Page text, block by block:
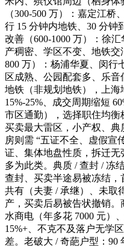
（300-500 万）：嘉定江
行 15 分钟内地铁、30 分钟
改善（600-1000 万）：徐
产稠密、学区不变、地铁
800 万）：杨浦华夏、闵行
区成熟、公园配套多、乐
地铁（非规划地铁），上海
15%-25%、成交周期缩短
市区通勤），选择职住均
买卖最大雷区，小产权、
房则需 “五证不全、虚假宣
证、集体地盘性质，拆迁
多为此类。典质 / 查封 / 冻
查封、买卖半途易被冻结，
共有（夫妻 / 承继）、未取
产，买卖后易被告状撤销。
水商电（年多花 7000 元）
15%+、不克不及落户无学
差。老破大 / 奇葩户型：90